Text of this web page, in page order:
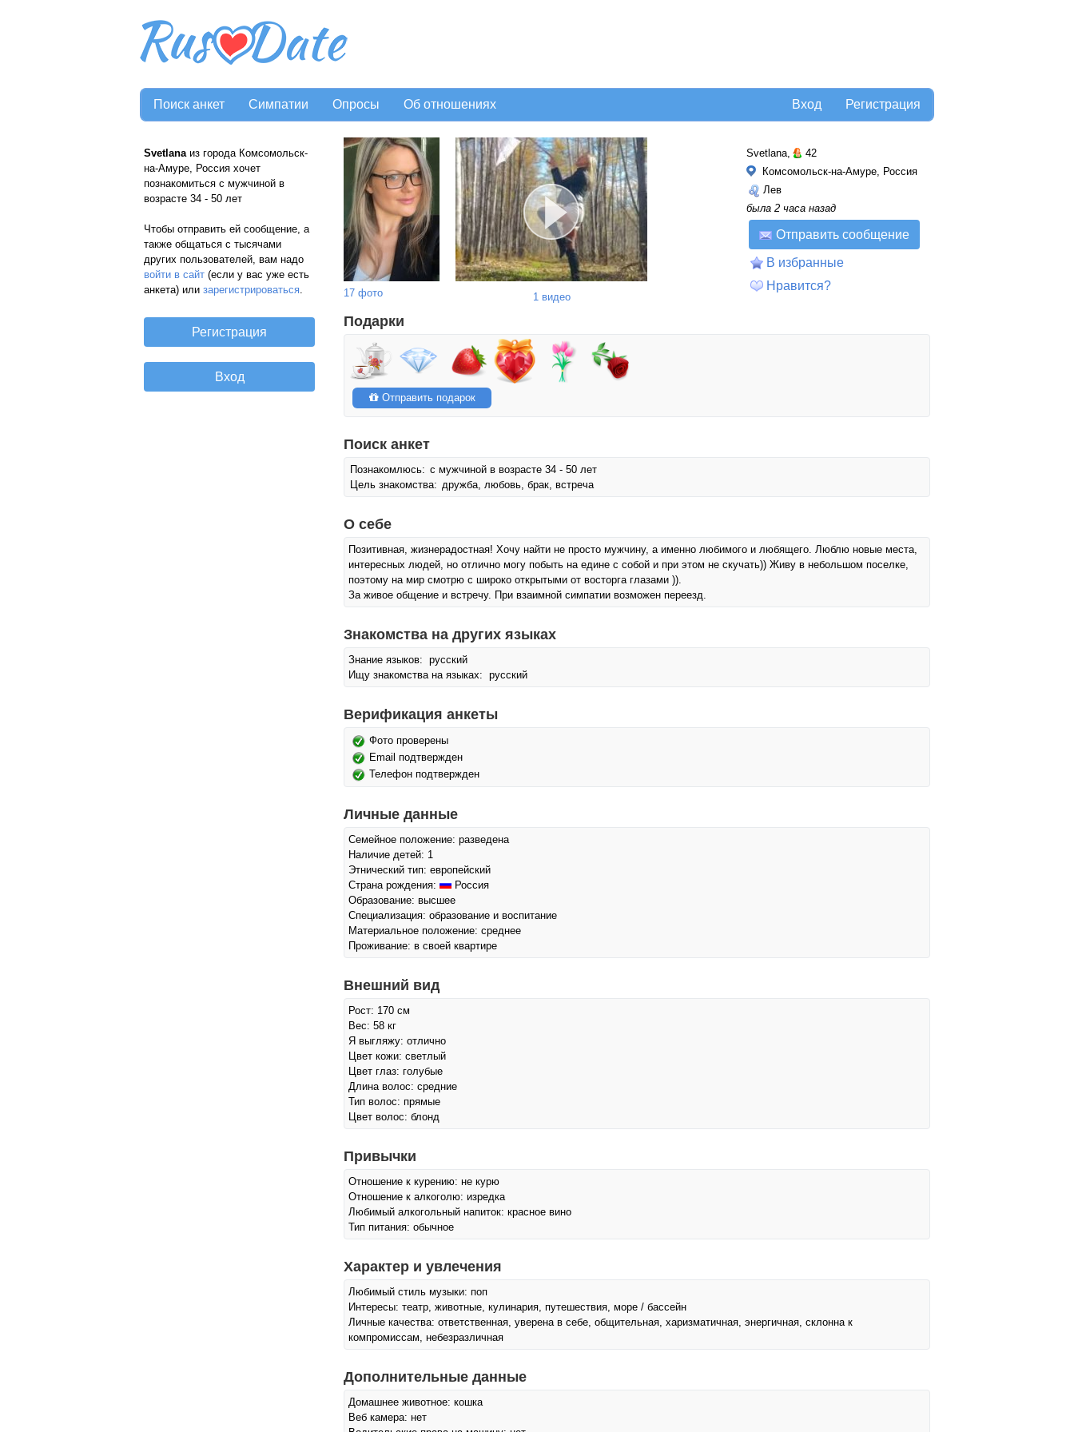
Поиск анкет Симпатии Опросы Об отношениях Регистрация
Вход
Svetlanaиз города Комсомольск-
на-Амуре, Россия хочет
познакомиться с мужчиной в
возрасте 34 - 50 лет
Чтобы отправить ей сообщение, а
также общаться с тысячами
других пользователей, вам надо
войти в сайт (если у вас уже есть
анкета) или зарегистрироваться. 17 фото 1 видео
Svetlana,
42
Комсомольск-на-Амуре, Россия
Лев
была 2 часа назад
Отправить сообщение
В избранные
Нравится?
Подарки
Отправить подарок
Поиск анкет
Познакомлюсь: с мужчиной в возрасте 34 - 50 лет
Цель знакомства: дружба, любовь, брак, встреча
О себе
Позитивная, жизнерадостная! Хочу найти не просто мужчину, а именно любимого и любящего. Люблю новые места,
интересных людей, но отлично могу побыть на едине с собой и при этом не скучать)) Живу в небольшом поселке,
поэтому на мир смотрю с широко открытыми от восторга глазами )).
За живое общение и встречу. При взаимной симпатии возможен переезд.
Знакомства на других языках
Знание языков: русский
Ищу знакомства на языках: русский
Верификация анкеты
Фото проверены
Email подтвержден
Телефон подтвержден
Личные данные
Семейное положение: разведена
Наличие детей: 1
Этнический тип: европейский
Страна рождения:
Россия
Образование: высшее
Специализация: образование и воспитание
Материальное положение: среднее
Проживание: в своей квартире
Внешний вид
Рост: 170 см
Вес: 58 кг
Я выгляжу: отлично
Цвет кожи: светлый
Цвет глаз: голубые
Длина волос: средние
Тип волос: прямые
Цвет волос: блонд
Привычки
Отношение к курению: не курю
Отношение к алкоголю: изредка
Любимый алкогольный напиток: красное вино
Тип питания: обычное
Характер и увлечения
Любимый стиль музыки: поп
Интересы: театр, животные, кулинария, путешествия, море / бассейн
Личные качества: ответственная, уверена в себе, общительная, харизматичная, энергичная, склонна к
компромиссам, небезразличная
Дополнительные данные
Домашнее животное: кошка
Веб камера: нет